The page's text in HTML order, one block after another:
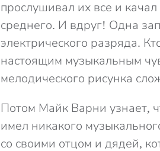
прослушивал их все и
среднего. И вдруг! Одна
электрического разряда.
настоящим музыкальным
мелодического рисунка
Потом Майк Варни узнает,
имел никакого
со своими отцом и дядей,